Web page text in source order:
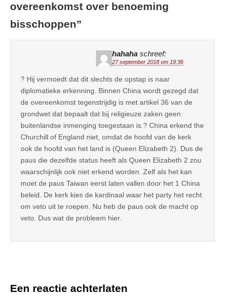
overeenkomst over benoeming
bisschoppen”
hahaha schreef:
27 september 2018 om 19:36
? Hij vermoedt dat dit slechts de opstap is naar
diplomatieke erkenning. Binnen China wordt gezegd dat
de overeenkomst tegenstrijdig is met artikel 36 van de
grondwet dat bepaalt dat bij religieuze zaken geen
buitenlandse inmenging toegestaan is.? China erkend the
Churchill of England niet, omdat de hoofd van de kerk
ook de hoofd van het land is (Queen Elizabeth 2). Dus de
paus die dezelfde status heeft als Queen Elizabeth 2 zou
waarschijnlijk ook niet erkend worden. Zelf als het kan
moet de paus Taiwan eerst laten vallen door het 1 China
beleid. De kerk kies de kardinaal waar het party het recht
om veto uit te roepen. Nu heb de paus ook de macht op
veto. Dus wat de probleem hier.
Een reactie achterlaten